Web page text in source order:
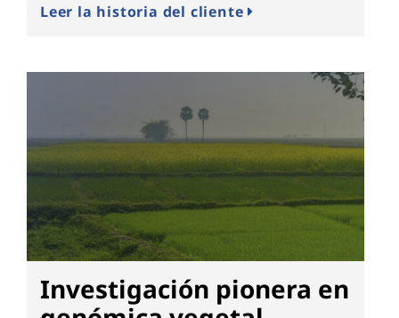
Leer la historia del cliente
Investigación pionera en